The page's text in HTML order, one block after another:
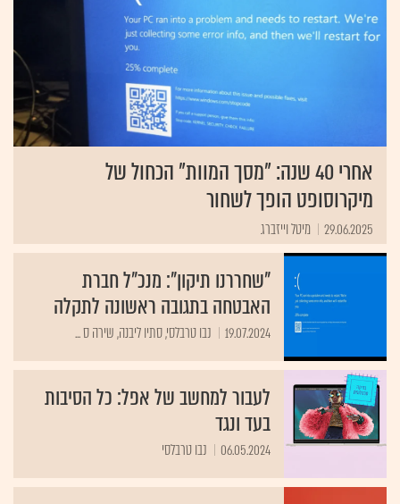
אחרי 40 שנה: "מסך המוות" הכחול של
מיקרוסופט הופך לשחור
29.06.2025 מיטל וייזברג
"שחררנו תיקון": מנכ"ל חברת
האבטחה בתגובה ראשונה לתקלה
19.07.2024 נבו טרבלסי, סתיו ליבנה, שירה ס ...
לעבור למחשב של אפל: כל הסיבות
בעד ונגד
06.05.2024 נבו טרבלסי